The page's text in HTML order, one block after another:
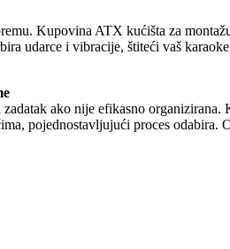
Kupovina ATX kućišta za
udarce i vibracije, štiteći vaš
ako nije efikasno
pojednostavljujući proces